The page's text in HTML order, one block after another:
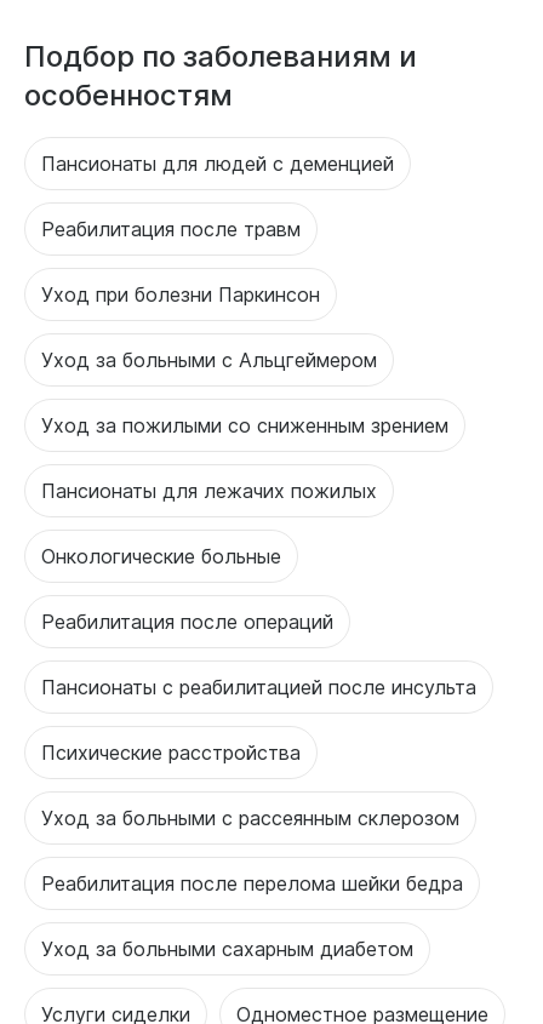
Подбор по заболеваниям и
особенностям
Пансионаты для людей с деменцией
Реабилитация после травм
Уход при болезни Паркинсон
Уход за больными с Альцгеймером
Уход за пожилыми со сниженным зрением
Пансионаты для лежачих пожилых
Онкологические больные
Реабилитация после операций
Пансионаты с реабилитацией после инсульта
Психические расстройства
Уход за больными с рассеянным склерозом
Реабилитация после перелома шейки бедра
Уход за больными сахарным диабетом
Услуги сиделки Одноместное размещение